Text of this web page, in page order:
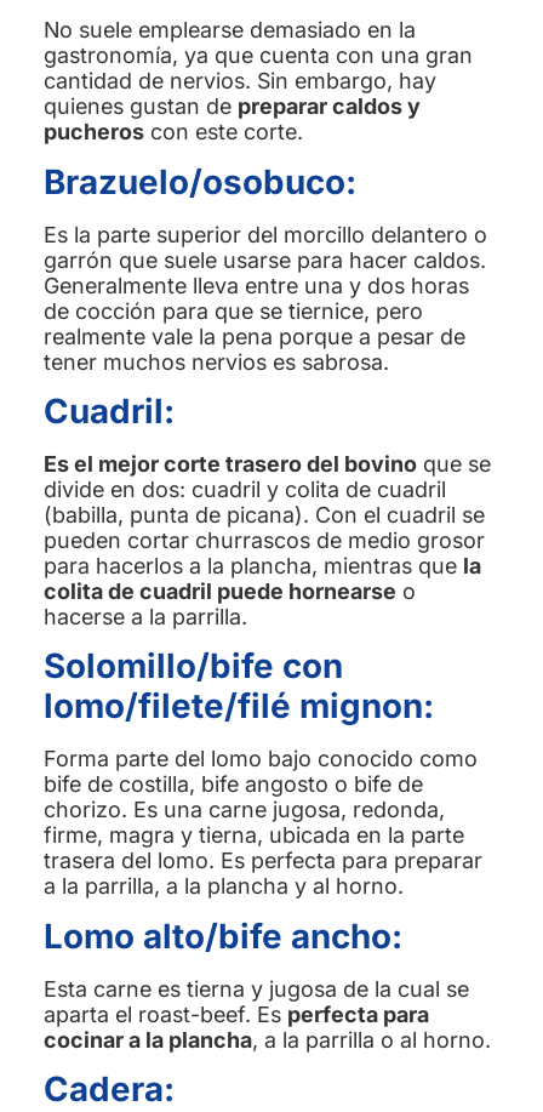
No suele emplearse demasiado en la
gastronomía, ya que cuenta con una gran
cantidad de nervios. Sin embargo, hay
quienes gustan de preparar caldos y
pucheroscon este corte.
Brazuelo/osobuco:
Es la parte superior del morcillo delantero o
garrón que suele usarse para hacer caldos.
Generalmente lleva entre una y dos horas
de cocción para que se tiernice, pero
realmente vale la pena porque a pesar de
tener muchos nervios es sabrosa.
Cuadril:
Es el mejor corte trasero del bovinoque se
divide en dos: cuadril y colita de cuadril
(babilla, punta de picana). Con el cuadril se
pueden cortar churrascos de medio grosor
para hacerlos a la plancha, mientras que la
colita de cuadril puede hornearse o
hacerse a la parrilla.
Solomillo/bife con
lomo/filete/filé mignon:
Forma parte del lomo bajo conocido como
bife de costilla, bife angosto o bife de
chorizo. Es una carne jugosa, redonda,
firme, magra y tierna, ubicada en la parte
trasera del lomo. Es perfecta para preparar
a la parrilla, a la plancha y al horno.
Lomo alto/bife ancho:
Esta carne es tierna y jugosa de la cual se
aparta el roast-beef. Es perfecta para
cocinar a la plancha, a la parrilla o al horno.
Cadera: